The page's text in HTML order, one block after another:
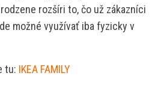
rozšíri to, čo už zákazníci
možné využívať iba fyzicky v
tu: IKEA FAMILY